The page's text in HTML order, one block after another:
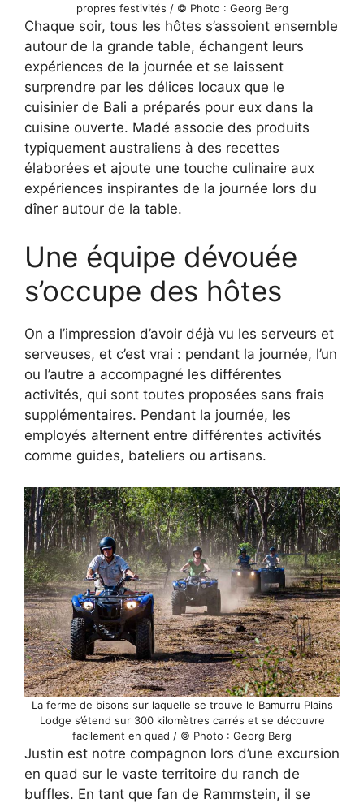
propres festivités / © Photo : Georg Berg
Chaque soir, tous les hôtes s’assoient ensemble
autour de la grande table, échangent leurs
expériences de la journée et se laissent
surprendre par les délices locaux que le
cuisinier de Bali a préparés pour eux dans la
cuisine ouverte. Madé associe des produits
typiquement australiens à des recettes
élaborées et ajoute une touche culinaire aux
expériences inspirantes de la journée lors du
dîner autour de la table.
Une équipe dévouée
s’occupe des hôtes
On a l’impression d’avoir déjà vu les serveurs et
serveuses, et c’est vrai : pendant la journée, l’un
ou l’autre a accompagné les différentes
activités, qui sont toutes proposées sans frais
supplémentaires. Pendant la journée, les
employés alternent entre différentes activités
comme guides, bateliers ou artisans.
La ferme de bisons sur laquelle se trouve le Bamurru Plains
Lodge s’étend sur 300 kilomètres carrés et se découvre
facilement en quad / © Photo : Georg Berg
Justin est notre compagnon lors d’une excursion
en quad sur le vaste territoire du ranch de
buffles. En tant que fan de Rammstein, il se